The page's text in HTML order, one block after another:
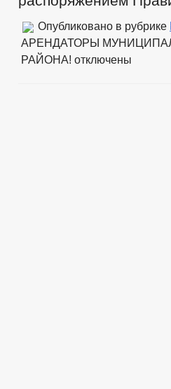
Опубликовано в рубрике
АРЕНДАТОРЫ
РАЙОНА! отключены